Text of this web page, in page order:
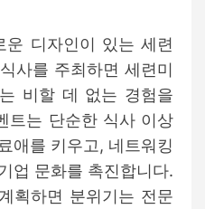
e
운 디자인이 있는 세련
사를 주최하면 세련미
비할 데 없는 경험을
트는 단순한 식사 이상
애를 키우고, 네트워킹
업 문화를 촉진합니다.
획하면 분위기는 전문